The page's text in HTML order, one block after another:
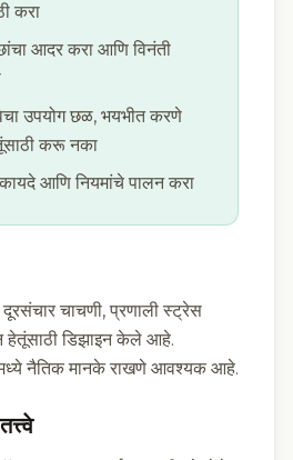
करा
आदर करा आणि विनंती
उपयोग छळ, भयभीत करणे
करू नका
कायदे आणि नियमांचे पालन करा
चाचणी, प्रणाली स्ट्रेस
हेतूंसाठी डिझाइन केले आहे.
नैतिक मानके राखणे आवश्यक आहे.